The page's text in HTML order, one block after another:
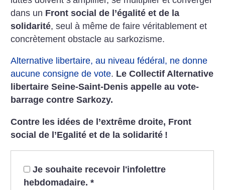
dans un Front social de l’égalité et de la
solidarité, seul à même de faire véritablement et
concrètement obstacle au sarkozisme.
Alternative libertaire, au niveau fédéral, ne donne
aucune consigne de vote. Le Collectif Alternative
libertaire Seine-Saint-Denis appelle au vote-
barrage contre Sarkozy.
Contre les idées de l’extrême droite, Front
social de l’Egalité et de la solidarité !
Je souhaite recevoir l'infolettre
hebdomadaire. *